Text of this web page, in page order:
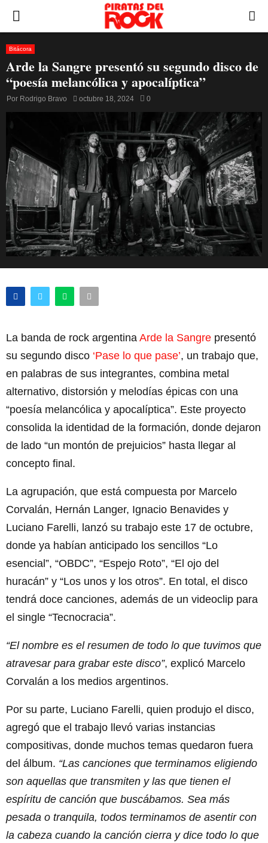
PRIMARY
MENU
Bitácora
Arde la Sangre presentó su segundo disco de
“poesía melancólica y apocalíptica”
Por Rodrigo Bravo octubre 18, 2024 0
La banda de rock argentina Arde la Sangre presentó
su segundo disco ‘Pase lo que pase’, un trabajo que,
en palabras de sus integrantes, combina metal
alternativo, distorsión y melodías épicas con una
“poesía melancólica y apocalíptica”. Este proyecto
consolida la identidad de la formación, donde dejaron
de lado “un montón de prejuicios” hasta llegar al
concepto final.
La agrupación, que está compuesta por Marcelo
Corvalán, Hernán Langer, Ignacio Benavides y
Luciano Farelli, lanzó su trabajo este 17 de octubre,
donde ya habían anticipado los sencillos “Lo
esencial”, “OBDC”, “Espejo Roto”, “El ojo del
huracán” y “Los unos y los otros”. En total, el disco
tendrá doce canciones, además de un videoclip para
el single “Tecnocracia”.
“El nombre es el resumen de todo lo que tuvimos que
atravesar para grabar este disco”, explicó Marcelo
Corvalán a los medios argentinos.
Por su parte, Luciano Farelli, quien produjo el disco,
agregó que el trabajo llevó varias instancias
compositivas, donde muchos temas quedaron fuera
del álbum. “Las canciones que terminamos eligiendo
son aquellas que transmiten y las que tienen el
espíritu de canción que buscábamos. Sea más
pesada o tranquila, todos terminamos de asentir con
la cabeza cuando la canción cierra y dice todo lo que